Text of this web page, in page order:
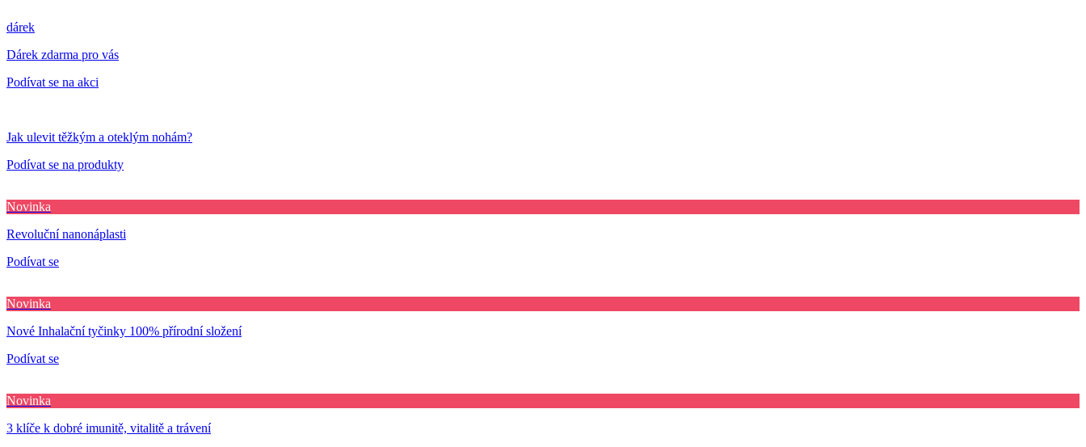
dárek
Dárek zdarma pro vás
Podívat se na akci
Jak ulevit těžkým a oteklým nohám?
Podívat se na produkty
Novinka
Revoluční nanonáplasti
Podívat se
Novinka
Nové Inhalační tyčinky 100% přírodní složení
Podívat se
Novinka
3 klíče k dobré imunitě, vitalitě a trávení